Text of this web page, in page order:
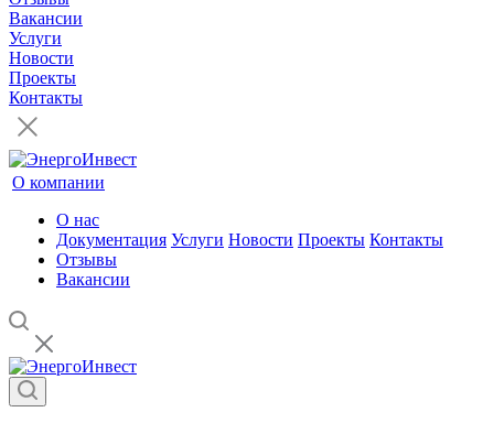
Вакансии
Услуги
Новости
Проекты
Контакты
О компании
О нас
Документация
Отзывы
Вакансии
Услуги Новости Проекты Контакты